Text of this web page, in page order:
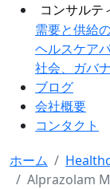
コンサルテ
需要と供給
ヘルスケア
社会、ガバ
ブログ
会社概要
コンタクト
ホーム
Alprazolam